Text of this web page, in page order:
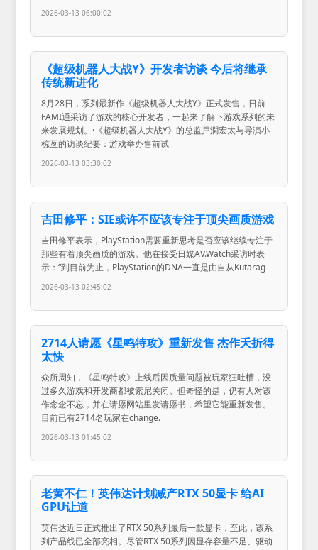
2026-03-13 06:00:02
《超级机器人大战Y》开发者访谈 今后将继承
传统新进化
8月28日，系列最新作《超级机器人大战Y》正式发售，日前
FAMI通采访了游戏的核心开发者，一起来了解下游戏系列的未
来发展规划。·《超级机器人大战Y》的总监戸澗宏太与导演小
椋亙的访谈纪要：游戏举办售前试
2026-03-13 03:30:02
吉田修平：SIE或许不应该专注于顶尖画质游戏
吉田修平表示，PlayStation需要重新思考是否应该继续专注于
那些有着顶尖画质的游戏。他在接受日媒AV.Watch采访时表
示：“到目前为止，PlayStation的DNA一直是由自从Kutarag
2026-03-13 02:45:02
2714人请愿《星鸣特攻》重新发售 杰作夭折得
太快
众所周知，《星鸣特攻》上线后因质量问题被玩家狂吐槽，没
过多久游戏和开发商都被索尼关闭。但奇怪的是，仍有人对该
作念念不忘，并在请愿网站里发请愿书，希望它能重新发售。
目前已有2714名玩家在change.
2026-03-13 01:45:02
老黄不仁！英伟达计划减产RTX 50显卡 给AI
GPU让道
英伟达近日正式推出了RTX 50系列最后一款显卡，至此，该系
列产品线已全部亮相。尽管RTX 50系列因显存容量不足、驱动